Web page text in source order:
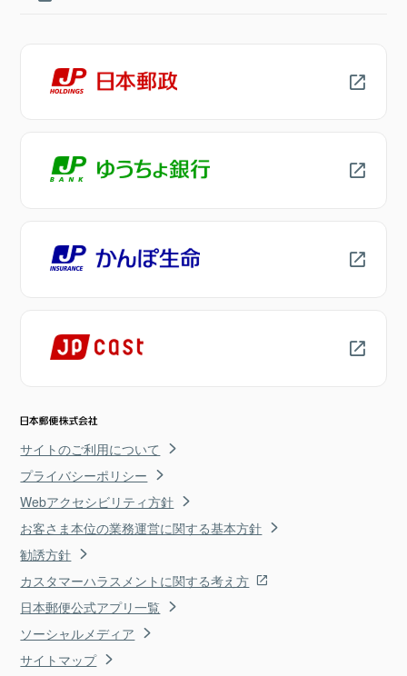
サイトのご利用について
プライバシーポリシー
Webアクセシビリティ方針
お客さま本位の業務運営に関する基本方針
勧誘方針
カスタマーハラスメントに関する考え方
日本郵便公式アプリ一覧
ソーシャルメディア
サイトマップ